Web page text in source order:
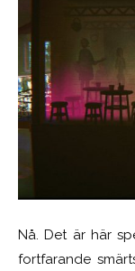
Nå. Det är här
fortfarande